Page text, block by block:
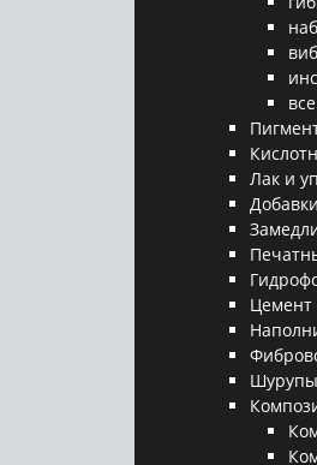
Лак и
Цемент
Шурупы